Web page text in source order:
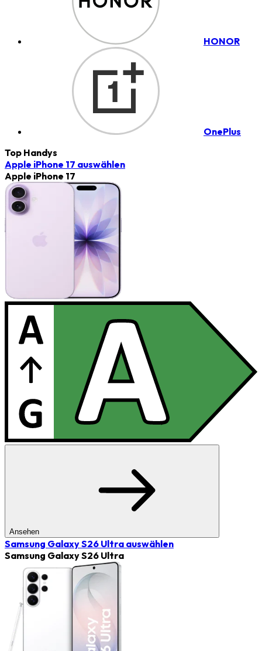
HONOR
OnePlus
Top Handys
Apple iPhone 17 auswählen
Apple iPhone 17
Ansehen
Samsung Galaxy S26 Ultra auswählen
Samsung Galaxy S26 Ultra